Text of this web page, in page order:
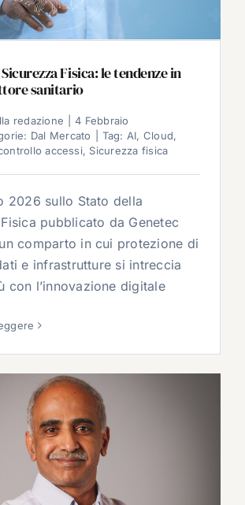
Fisica: le tendenze in
sanitario
redazione
4 Febbraio
Dal Mercato Tag: AI, Cloud,
accessi, Sicurezza fisica
2026 sullo Stato della
pubblicato da Genetec
comparto in cui protezione di
e infrastrutture si intreccia
con l’innovazione digitale